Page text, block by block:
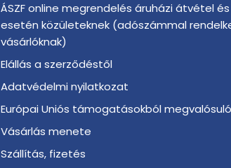
ÁSZF online megrendelés áruházi átvétel
esetén közületeknek (adószámmal
vásárlóknak)
Elállás a szerződéstől
Adatvédelmi nyilatkozat
Európai Uniós támogatásokból
Vásárlás menete
Szállítás, fizetés